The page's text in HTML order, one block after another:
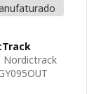
Nordictrack